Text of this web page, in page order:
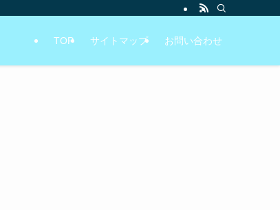
TOP サイトマップ お問い合わせ